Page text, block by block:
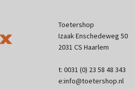
Toetershop
Izaak Enschedeweg 50
2031 CS Haarlem
t: 0031 (0) 23 58 48 343
e:info@toetershop.nl